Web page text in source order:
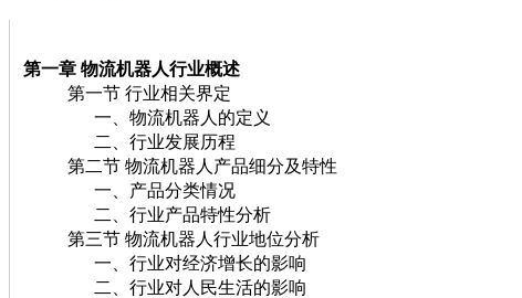
第一章 物流机器人行业概述
第一节 行业相关界定
一、物流机器人的定义
二、行业发展历程
第二节 物流机器人产品细分及特性
一、产品分类情况
二、行业产品特性分析
第三节 物流机器人行业地位分析
一、行业对经济增长的影响
二、行业对人民生活的影响